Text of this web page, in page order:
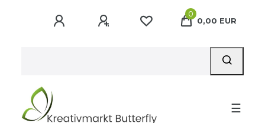
0
0,00 EUR
☰